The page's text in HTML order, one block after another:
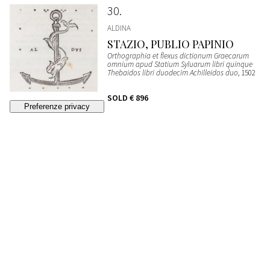
30
ALDINA
STAZIO, PUBLIO PAPINIO
Orthographia et flexus dictionum Graecarum
omnium apud Statium Syluarum libri quinque
Thebaidos libri duodecim Achilleidos duo, 1502
SOLD € 896